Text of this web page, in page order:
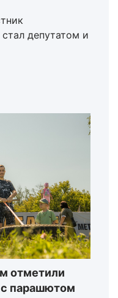
депутатом и
отметили
парашютом